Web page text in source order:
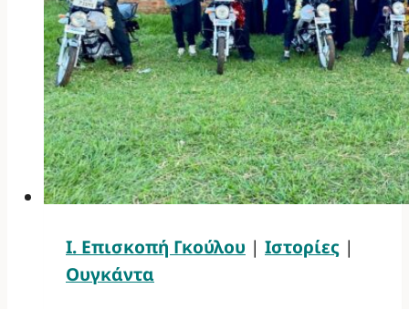
Ι. Επισκοπή Γκούλου | Ιστορίες |
Ουγκάντα